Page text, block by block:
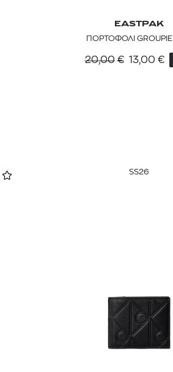
EASTPAK
ΠΟΡΤΟΦΟΛΙ GROUPIE
20,00 € 13,00 €
SS26